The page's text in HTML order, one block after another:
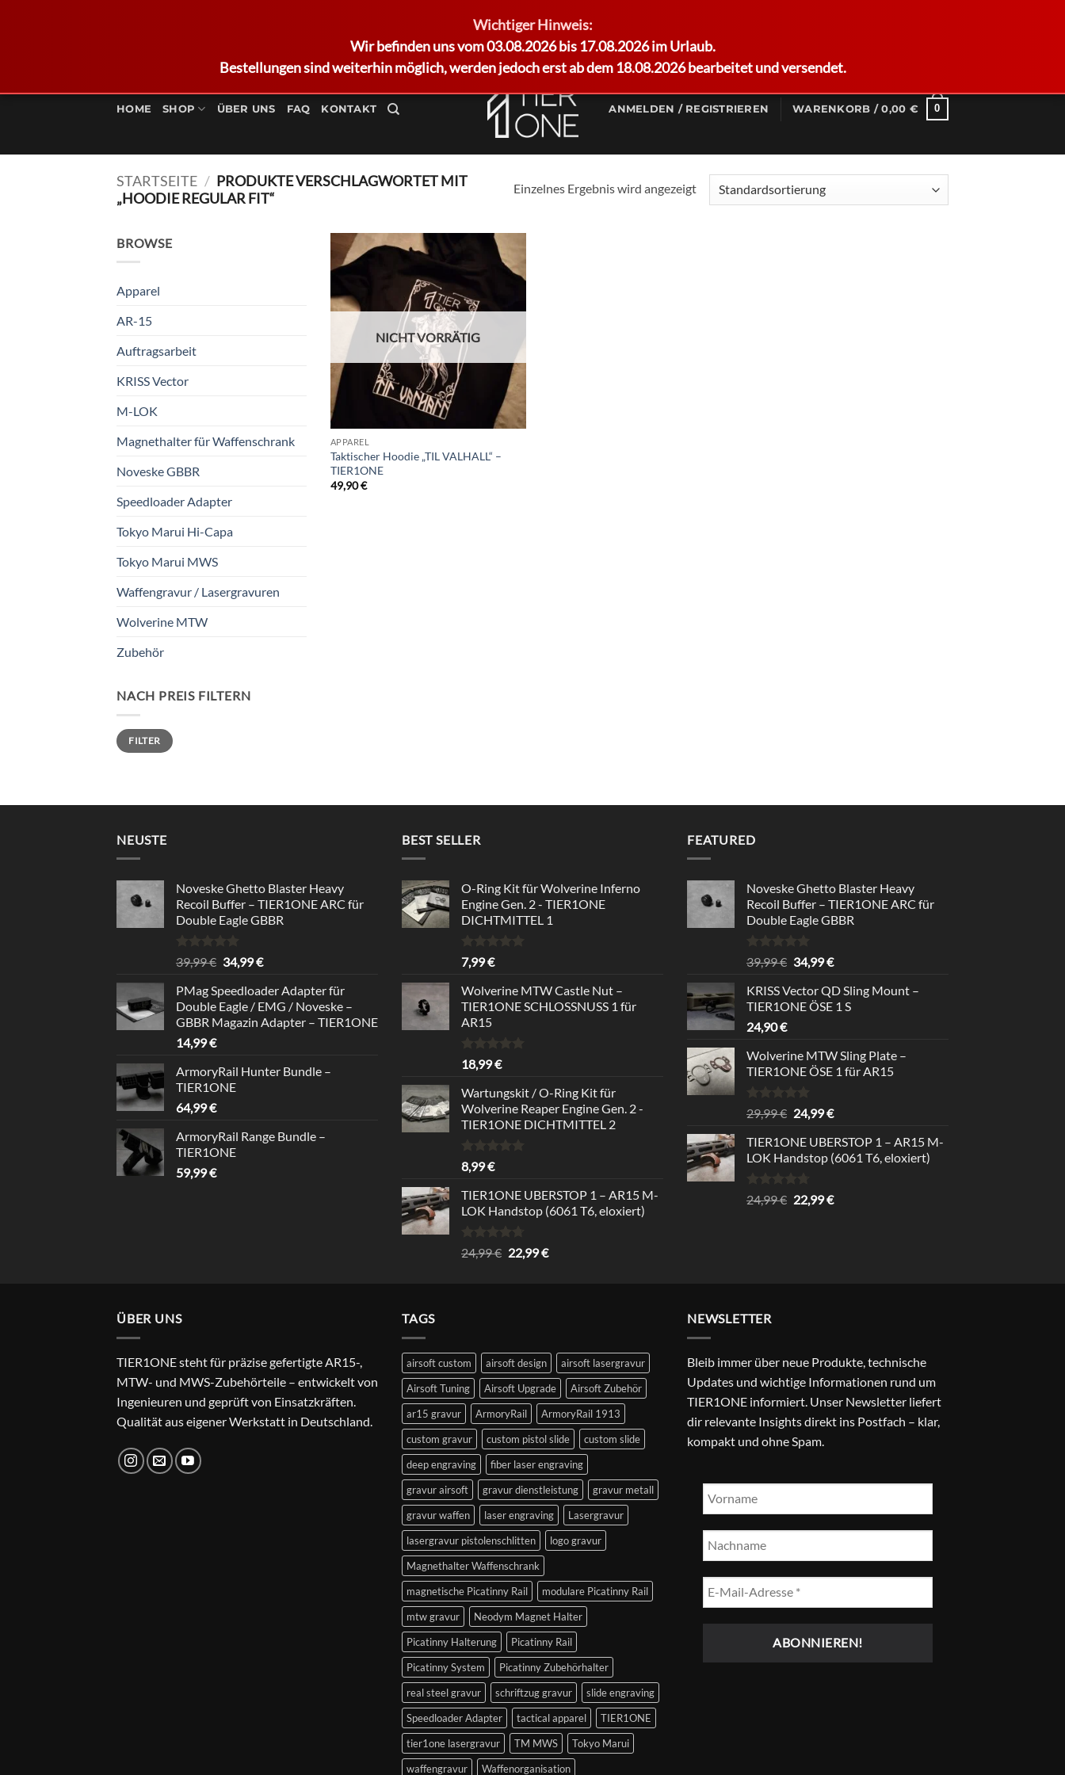
Wichtiger Hinweis:
Wir befinden uns vom 03.08.2026 bis 17.08.2026 im Urlaub.
Bestellungen sind weiterhin möglich, werden jedoch erst ab dem 18.08.2026 bearbeitet und versendet.
Inhalt
HOME SHOP ÜBER UNS FAQ KONTAKT ANMELDEN / REGISTRIEREN WARENKORB /0,00 € 0
STARTSEITE / PRODUKTE VERSCHLAGWORTET MIT
„HOODIE REGULAR FIT“
Einzelnes Ergebnis wird angezeigt
BROWSE
Apparel
AR-15
Auftragsarbeit
KRISS Vector
M-LOK
Magnethalter für Waffenschrank
Noveske GBBR
Speedloader Adapter
Tokyo Marui Hi-Capa
Tokyo Marui MWS
Waffengravur / Lasergravuren
Wolverine MTW
Zubehör
NACH PREIS FILTERN
Min.
Preis
Max.
PreisFILTER
NICHT VORRÄTIG
APPAREL
Taktischer Hoodie „TIL VALHALL“ –
TIER1ONE
49,90€
NEUSTE
Noveske Ghetto Blaster Heavy
Recoil Buffer – TIER1ONE ARC für
Double Eagle GBBR
Rated5.00
out of 5
39,99€ Original
was:
39,99 €.
34,99€Current
is:
34,99 €.
PMag Speedloader Adapter für
Double Eagle / EMG / Noveske –
GBBR Magazin Adapter – TIER1ONE
14,99€
ArmoryRail Hunter Bundle –
TIER1ONE
64,99€
ArmoryRail Range Bundle –
TIER1ONE
59,99€
BEST SELLER
O-Ring Kit für Wolverine Inferno
Engine Gen. 2 - TIER1ONE
DICHTMITTEL 1
Rated
out of 5
7,99€
Wolverine MTW Castle Nut –
TIER1ONE SCHLOSSNUSS 1 für
AR15
Rated5.00
out of 5
18,99€
Wartungskit / O-Ring Kit für
Wolverine Reaper Engine Gen. 2 -
TIER1ONE DICHTMITTEL 2
Rated
out of 5
8,99€
TIER1ONE UBERSTOP 1 – AR15 M-
LOK Handstop (6061 T6, eloxiert)
Rated4.67
out of 5
24,99€ Original
22,99€Current
FEATURED
Noveske Ghetto Blaster Heavy
Recoil Buffer – TIER1ONE ARC für
Double Eagle GBBR
Rated5.00
out of 5
39,99€ Original
was:
39,99 €.
34,99€Current
is:
34,99 €.
KRISS Vector QD Sling Mount –
TIER1ONE ÖSE 1 S
24,90€
Wolverine MTW Sling Plate –
TIER1ONE ÖSE 1 für AR15
Rated5.00
out of 5
29,99€ Original
was:
29,99 €.
24,99€Current
is:
24,99 €.
TIER1ONE UBERSTOP 1 – AR15 M-
LOK Handstop (6061 T6, eloxiert)
Rated4.67
out of 5
24,99€ Original
22,99€Current
ÜBER UNS
TIER1ONE steht für präzise gefertigte AR15-,
MTW- und MWS-Zubehörteile – entwickelt von
Ingenieuren und geprüft von Einsatzkräften.
Qualität aus eigener Werkstatt in Deutschland.
TAGS
airsoft custom airsoft design
airsoft lasergravur
Airsoft Tuning
Airsoft Upgrade
Airsoft Zubehör
ar15 gravur
ArmoryRail
ArmoryRail 1913
custom gravur
custom pistol slide
custom slide
deep engraving
fiber laser engraving
gravur airsoft
gravur dienstleistung
gravur metall
gravur waffen
laser engraving
Lasergravur
lasergravur pistolenschlitten
logo gravur
Magnethalter Waffenschrank
magnetische Picatinny Rail
modulare Picatinny Rail
mtw gravur
Neodym Magnet Halter
Picatinny Halterung
Picatinny Rail
Picatinny System
Picatinny Zubehörhalter
real steel gravur
schriftzug gravur
slide engraving
Speedloader Adapter
tactical apparel
TIER1ONE
tier1one lasergravur
TM MWS
Tokyo Marui
waffengravur
Waffenorganisation
NEWSLETTER
Bleib immer über neue Produkte, technische
Updates und wichtige Informationen rund um
TIER1ONE informiert. Unser Newsletter liefert
dir relevante Insights direkt ins Postfach – klar,
kompakt und ohne Spam.